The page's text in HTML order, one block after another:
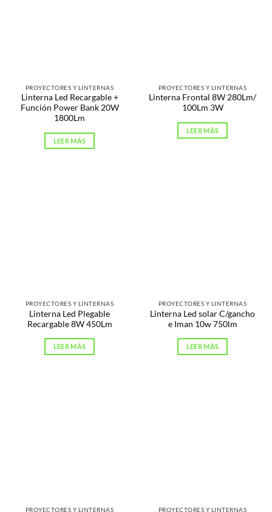
PROYECTORES Y LINTERNAS
Linterna Led Recargable +
Función Power Bank 20W
1800Lm
LEER MÁS
PROYECTORES Y LINTERNAS
Linterna Frontal 8W 280Lm/
100Lm 3W
LEER MÁS
PROYECTORES Y LINTERNAS
Linterna Led Plegable
Recargable 8W 450Lm
LEER MÁS
PROYECTORES Y LINTERNAS
Linterna Led solar C/gancho
e Iman 10w 750lm
LEER MÁS
PROYECTORES Y LINTERNAS PROYECTORES Y LINTERNAS